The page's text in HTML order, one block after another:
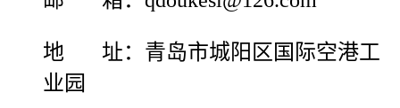
地 址：青岛市城阳区国际空港工
业园